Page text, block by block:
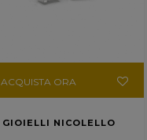
ACQUISTA ORA
GIOIELLI NICOLELLO